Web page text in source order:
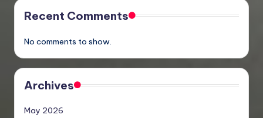
Recent Comments
No comments to show.
Archives
May 2026